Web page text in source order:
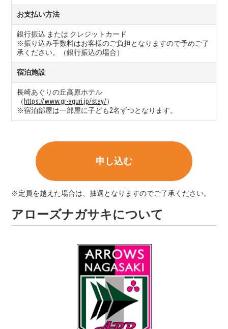
お支払い方法
銀行振込 または クレジットカード
※振り込み手数料はお客様のご負担となりますので予めご了
承ください。（銀行振込の場合）
宿泊施設
長崎あぐりの丘高原ホテル
（ https://www.gr-aguri.jp/stay/）
※宿泊部屋は一部屋に子ども2名ずつとなります。
申し込む
※定員を越えた場合は、抽選となりますのでご了承ください。
アローズナガサキについて